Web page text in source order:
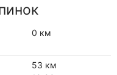
0 км
53 км